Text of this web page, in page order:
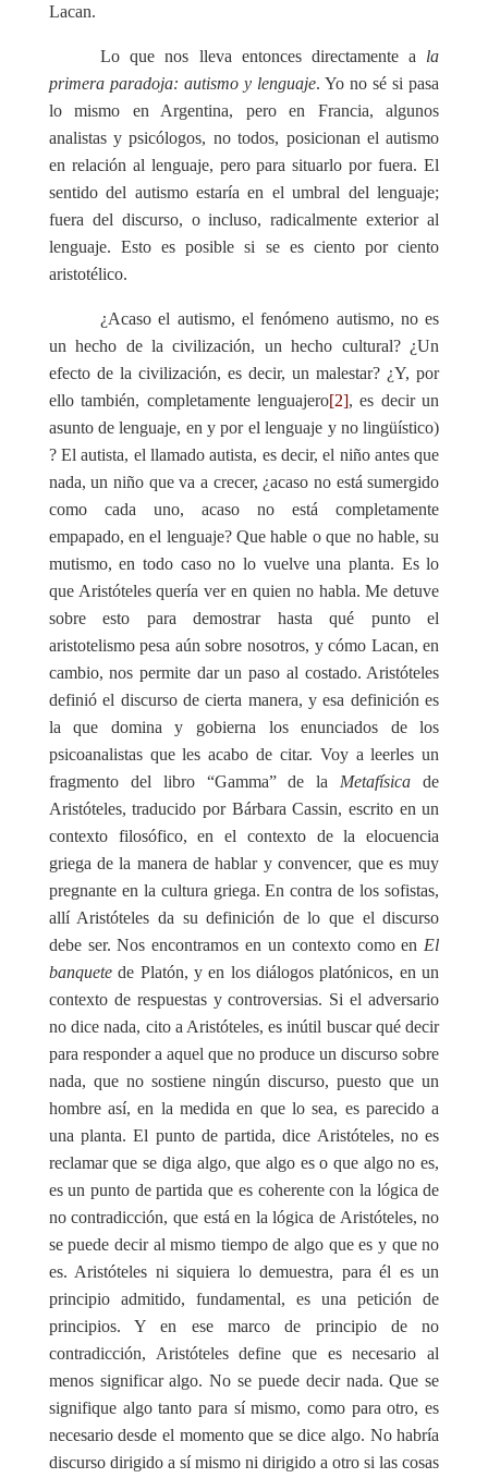
Lacan.
Lo que nos lleva entonces directamente a la
primera paradoja: autismo y lenguaje. Yo no sé si pasa
lo mismo en Argentina, pero en Francia, algunos
analistas y psicólogos, no todos, posicionan el autismo
en relación al lenguaje, pero para situarlo por fuera. El
sentido del autismo estaría en el umbral del lenguaje;
fuera del discurso, o incluso, radicalmente exterior al
lenguaje. Esto es posible si se es ciento por ciento
aristotélico.
¿Acaso el autismo, el fenómeno autismo, no es
un hecho de la civilización, un hecho cultural? ¿Un
efecto de la civilización, es decir, un malestar? ¿Y, por
ello también, completamente lenguajero[2], es decir un
asunto de lenguaje, en y por el lenguaje y no lingüístico)
?El autista, el llamado autista, es decir, el niño antes que
nada, un niño que va a crecer, ¿acaso no está sumergido
como cada uno, acaso no está completamente
empapado, en el lenguaje? Que hable o que no hable, su
mutismo, en todo caso no lo vuelve una planta. Es lo
que Aristóteles quería ver en quien no habla. Me detuve
sobre esto para demostrar hasta qué punto el
aristotelismo pesa aún sobre nosotros, y cómo Lacan, en
cambio, nos permite dar un paso al costado. Aristóteles
definió el discurso de cierta manera, y esa definición es
la que domina y gobierna los enunciados de los
psicoanalistas que les acabo de citar. Voy a leerles un
fragmento del libro “Gamma” de la Metafísica de
Aristóteles, traducido por Bárbara Cassin, escrito en un
contexto filosófico, en el contexto de la elocuencia
griega de la manera de hablar y convencer, que es muy
pregnante en la cultura griega. En contra de los sofistas,
allí Aristóteles da su definición de lo que el discurso
debe ser. Nos encontramos en un contexto como en El
banquetede Platón, y en los diálogos platónicos, en un
contexto de respuestas y controversias. Si el adversario
no dice nada, cito a Aristóteles, es inútil buscar qué decir
para responder a aquel que no produce un discurso sobre
nada, que no sostiene ningún discurso, puesto que un
hombre así, en la medida en que lo sea, es parecido a
una planta. El punto de partida, dice Aristóteles, no es
reclamar que se diga algo, que algo es o que algo no es,
es un punto de partida que es coherente con la lógica de
no contradicción, que está en la lógica de Aristóteles, no
se puede decir al mismo tiempo de algo que es y que no
es. Aristóteles ni siquiera lo demuestra, para él es un
principio admitido, fundamental, es una petición de
principios. Y en ese marco de principio de no
contradicción, Aristóteles define que es necesario al
menos significar algo. No se puede decir nada. Que se
signifique algo tanto para sí mismo, como para otro, es
necesario desde el momento que se dice algo. No habría
discurso dirigido a sí mismo ni dirigido a otro si las cosas